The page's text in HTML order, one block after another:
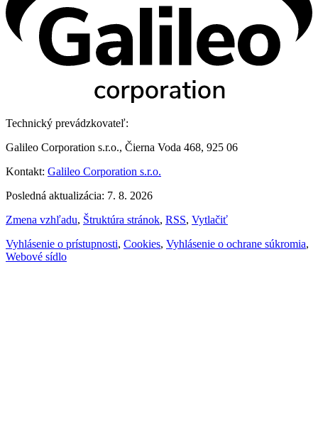
Technický prevádzkovateľ:
Galileo Corporation s.r.o., Čierna Voda 468, 925 06
Kontakt: Galileo Corporation s.r.o.
Posledná aktualizácia: 7. 8. 2026
Zmena vzhľadu, Štruktúra stránok, RSS, Vytlačiť
Vyhlásenie o prístupnosti, Cookies, Vyhlásenie o ochrane súkromia,
Webové sídlo